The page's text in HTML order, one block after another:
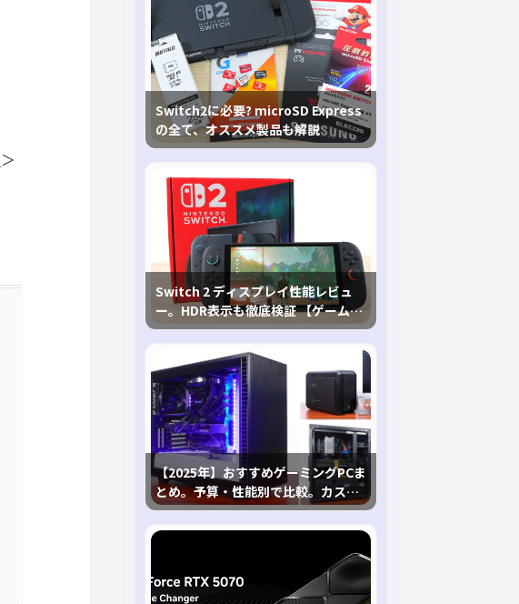
＞
Switch2に必要? microSD Express
の全て、オススメ製品も解説
Switch 2 ディスプレイ性能レビュ
ー。HDR表示も徹底検証 【ゲームに
おけるHDRの未来を切り開く1台！】
【2025年】おすすめゲーミングPCま
とめ。予算・性能別で比較。カスタ
マイズ指南も